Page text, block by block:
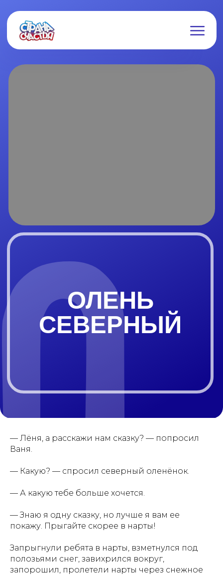
СЕВЕРНЫЙ
— Лёня, а расскажи нам сказку? — попросил
Ваня.
— Какую? — спросил северный оленёнок.
— А какую тебе больше хочется.
— Знаю я одну сказку, но лучше я вам ее
покажу. Прыгайте скорее в нарты!
Запрыгнули ребята в нарты, взметнулся под
полозьями снег, завихрился вокруг,
запорошил, пролетели нарты через снежное